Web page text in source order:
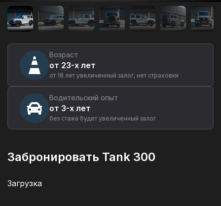
Аренда
автомобиля
Tank
300
Екатеринбурге
Возраст
от 23-х лет
от 18 лет увеличенный залог, нет страховки
Водительский опыт
от 3-х лет
без стажа будет увеличенный залог
Забронировать Tank 300
Загрузка